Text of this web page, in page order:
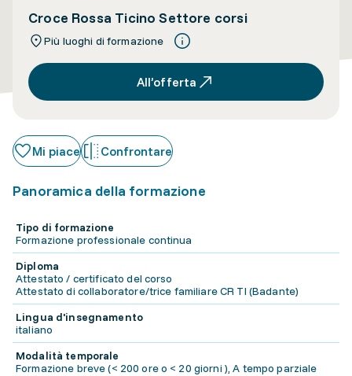
Croce Rossa Ticino Settore corsi
Più luoghi di formazione
All’offerta
Mi piace Confrontare
Panoramica della formazione
Tipo di formazione
Formazione professionale continua
Diploma
Attestato / certificato del corso
Attestato di collaboratore/trice familiare CR TI (Badante)
Lingua d'insegnamento
italiano
Modalità temporale
Formazione breve (< 200 ore o < 20 giorni ), A tempo parziale